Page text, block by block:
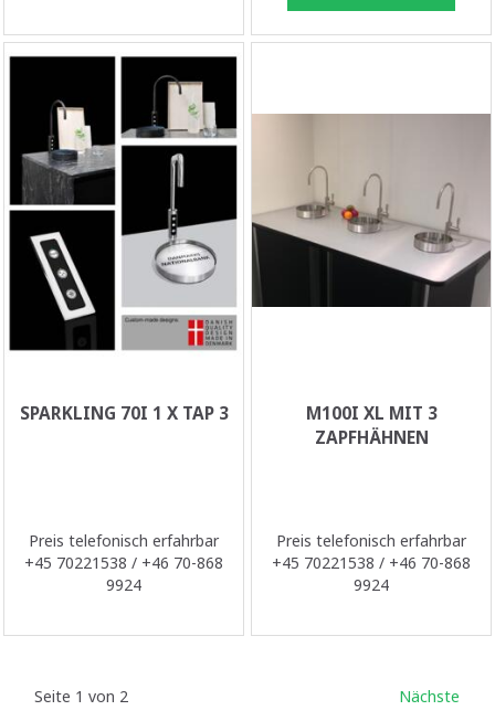
SPARKLING 70I 1 X TAP 3
Preis telefonisch erfahrbar
+45 70221538 / +46 70-868
9924
M100I XL MIT 3
ZAPFHÄHNEN
Preis telefonisch erfahrbar
+45 70221538 / +46 70-868
9924
Seite 1 von 2 Nächste